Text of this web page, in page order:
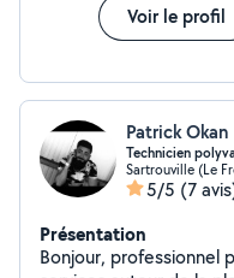
Voir le profil
Patrick Okan
Technicien
Sartrouville (Le
5/5 (7
Présentation
Bonjour, professionnel